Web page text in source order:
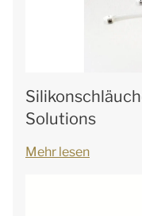
Solutions
Mehr lesen